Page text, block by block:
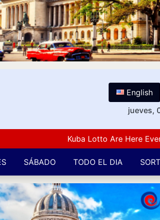
English
jueves,
Kuba Lotto Are Here Every
SÁBADO TODO EL DIA